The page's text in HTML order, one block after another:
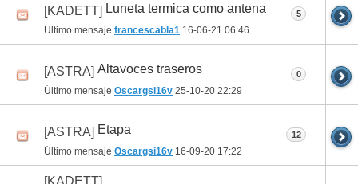
[KADETT] Luneta termica como antena
Último mensaje francescabla1 16-06-21 06:46
5
[ASTRA] Altavoces traseros
Último mensaje Oscargsi16v 25-10-20 22:29
0
[ASTRA] Etapa
Último mensaje Oscargsi16v 16-09-20 17:22
12
[KADETT]